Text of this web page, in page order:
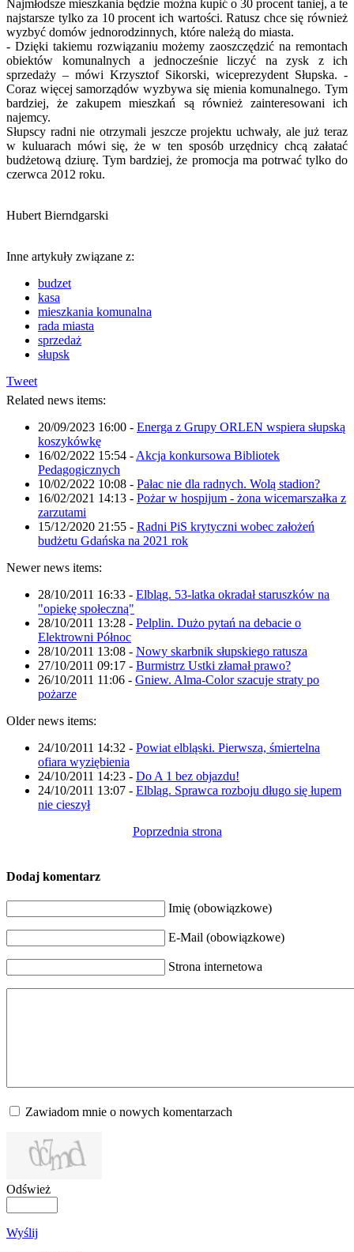
Najmłodsze mieszkania będzie można kupić o 30 procent taniej, a te
najstarsze tylko za 10 procent ich wartości. Ratusz chce się również
wyzbyć domów jednorodzinnych, które należą do miasta.
- Dzięki takiemu rozwiązaniu możemy zaoszczędzić na remontach
obiektów komunalnych a jednocześnie liczyć na zysk z ich
sprzedaży – mówi Krzysztof Sikorski, wiceprezydent Słupska. -
Coraz więcej samorządów wyzbywa się mienia komunalnego. Tym
bardziej, że zakupem mieszkań są również zainteresowani ich
najemcy.
Słupscy radni nie otrzymali jeszcze projektu uchwały, ale już teraz
w kuluarach mówi się, że w ten sposób urzędnicy chcą załatać
budżetową dziurę. Tym bardziej, że promocja ma potrwać tylko do
czerwca 2012 roku.
Hubert Bierndgarski
Inne artykuły związane z:
budzet
kasa
mieszkania komunalna
rada miasta
sprzedaż
słupsk
Tweet
Related news items:
20/09/2023 16:00 - Energa z Grupy ORLEN wspiera słupską
koszykówkę
16/02/2022 15:54 - Akcja konkursowa Bibliotek
Pedagogicznych
10/02/2022 10:08 - Pałac nie dla radnych. Wolą stadion?
16/02/2021 14:13 - Pożar w hospijum - żona wicemarszałka z
zarzutami
15/12/2020 21:55 - Radni PiS krytyczni wobec założeń
budżetu Gdańska na 2021 rok
Newer news items:
28/10/2011 16:33 - Elbląg. 53-latka okradał staruszków na
"opiekę społeczną"
28/10/2011 13:28 - Pelplin. Dużo pytań na debacie o
Elektrowni Północ
28/10/2011 13:08 - Nowy skarbnik słupskiego ratusza
27/10/2011 09:17 - Burmistrz Ustki złamał prawo?
26/10/2011 11:06 - Gniew. Alma-Color szacuje straty po
pożarze
Older news items:
24/10/2011 14:32 - Powiat elbląski. Pierwsza, śmiertelna
ofiara wyziębienia
24/10/2011 14:23 - Do A 1 bez objazdu!
24/10/2011 13:07 - Elbląg. Sprawca rozboju długo się łupem
nie cieszył
Poprzednia strona
Dodaj komentarz
Imię (obowiązkowe)
E-Mail (obowiązkowe)
Strona internetowa
Zawiadom mnie o nowych komentarzach
Odśwież
Wyślij